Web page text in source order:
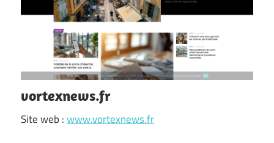
vortexnews.fr
Site web :www.vortexnews.fr